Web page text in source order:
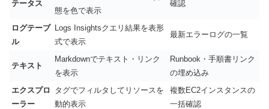
テータス
態を色で表示
確認
ログテーブ
ル
Logs Insightsクエリ結果を表形
式で表示
最新エラーログの一覧
テキスト
Markdownでテキスト・リンク
を表示
Runbook・手順書リンク
の埋め込み
エクスプロ
ーラー
タグでフィルタしてリソースを
動的表示
複数EC2インスタンスの
一括確認